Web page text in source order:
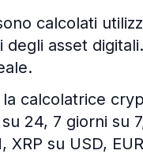
calcolati
degli asset
calcolatrice
24, 7 giorni su
XRP su USD,